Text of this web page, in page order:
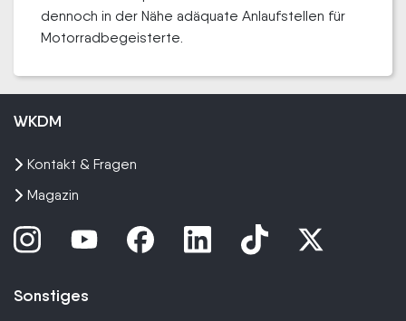
dennoch in der Nähe adäquate Anlaufstellen für
Motorradbegeisterte.
WKDM
Kontakt & Fragen
Magazin
Sonstiges